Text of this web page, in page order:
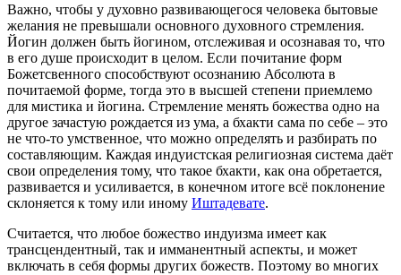
Важно, чтобы у духовно развивающегося человека бытовые
желания не превышали основного духовного стремления.
Йогин должен быть йогином, отслеживая и осознавая то, что
в его душе происходит в целом. Если почитание форм
Божетсвенного способствуют осознанию Абсолюта в
почитаемой форме, тогда это в высшей степени приемлемо
для мистика и йогина. Стремление менять божества одно на
другое зачастую рождается из ума, а бхакти сама по себе – это
не что-то умственное, что можно определять и разбирать по
составляющим. Каждая индуистская религиозная система даёт
свои определения тому, что такое бхакти, как она обретается,
развивается и усиливается, в конечном итоге всё поклонение
склоняется к тому или иному Иштадевате.
Считается, что любое божество индуизма имеет как
трансцендентный, так и имманентный аспекты, и может
включать в себя формы других божеств. Поэтому во многих